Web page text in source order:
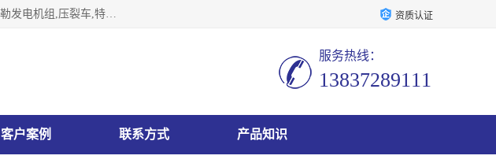
林州市万泉水箱有限责任公司专业生济南柴油机,胜动柴油机燃气机卧式,重庆康明斯发电机组,美国卡特彼勒发电机组,压裂车,特雷克斯矿车,卡特矿车,小松反铲,卡特反铲装载机,日立反铲,阿特拉斯科普柯钻机,山推推土机黄工推土机等系列水箱中冷器油冷器，公司始终发扬自力更生、艰苦奋斗的红旗渠精神、不断开拓、进取，以“先进的生产技术、一流的产品质量、良好的销售信誉”为宗旨。 资质认证
服务热线：
13837289111
客户案例 联系方式 产品知识